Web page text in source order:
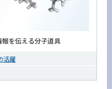
を伝える分子道具
活躍